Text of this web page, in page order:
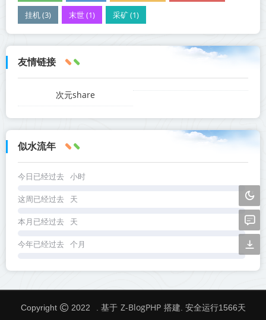
挂机 (3) 末世 (1) 采矿 (1)
友情链接
次元share
似水流年
今日已经过去 小时
这周已经过去 天
本月已经过去 天
今年已经过去 个月
Copyright 2022 . 基于 Z-BlogPHP 搭建. 安全运行1566天